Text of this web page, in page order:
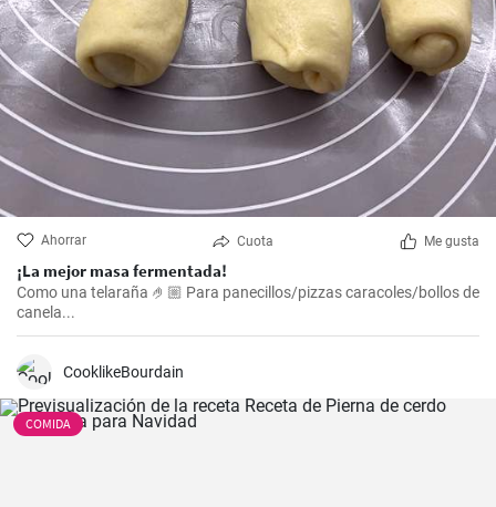
Ahorrar Cuota Me gusta
¡La mejor masa fermentada!
Como una telaraña 🤌🏼 Para panecillos/pizzas caracoles/bollos de
canela...
CooklikeBourdain
COMIDA